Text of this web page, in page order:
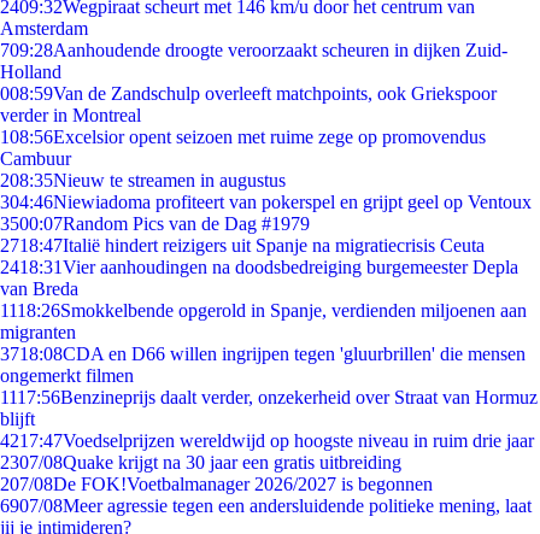
2409:32Wegpiraat scheurt met 146 km/u door het centrum van
Amsterdam
709:28Aanhoudende droogte veroorzaakt scheuren in dijken Zuid-
Holland
008:59Van de Zandschulp overleeft matchpoints, ook Griekspoor
verder in Montreal
108:56Excelsior opent seizoen met ruime zege op promovendus
Cambuur
208:35Nieuw te streamen in augustus
304:46Niewiadoma profiteert van pokerspel en grijpt geel op Ventoux
3500:07Random Pics van de Dag #1979
2718:47Italië hindert reizigers uit Spanje na migratiecrisis Ceuta
2418:31Vier aanhoudingen na doodsbedreiging burgemeester Depla
van Breda
1118:26Smokkelbende opgerold in Spanje, verdienden miljoenen aan
migranten
3718:08CDA en D66 willen ingrijpen tegen 'gluurbrillen' die mensen
ongemerkt filmen
1117:56Benzineprijs daalt verder, onzekerheid over Straat van Hormuz
blijft
4217:47Voedselprijzen wereldwijd op hoogste niveau in ruim drie jaar
2307/08Quake krijgt na 30 jaar een gratis uitbreiding
207/08De FOK!Voetbalmanager 2026/2027 is begonnen
6907/08Meer agressie tegen een andersluidende politieke mening, laat
jij je intimideren?